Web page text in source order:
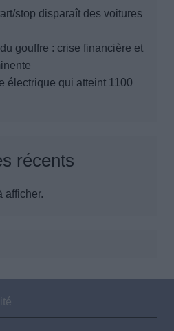
stop disparaît des voitures
gouffre : crise financière et
électrique qui atteint 1100
récents
afficher.